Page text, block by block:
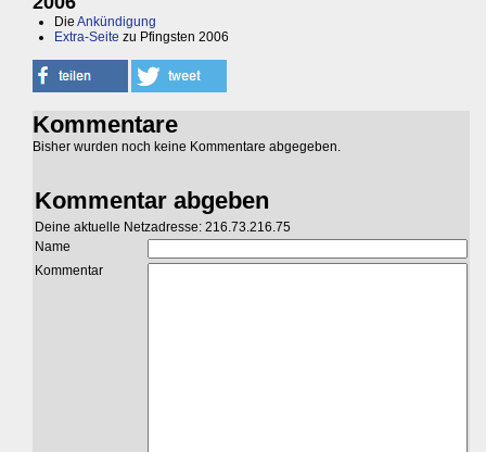
Die Ankündigung
Extra-Seite zu Pfingsten 2006
Kommentare
Bisher wurden noch keine Kommentare abgegeben.
Kommentar abgeben
Deine aktuelle Netzadresse: 216.73.216.75
Name
Kommentar